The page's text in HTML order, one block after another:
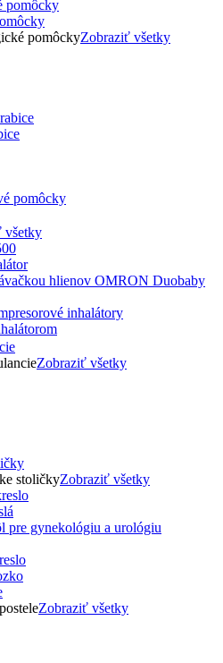
pomôckyZobraziť všetky
pomôcky
všetky
Zobraziť všetky
stoličkyZobraziť všetky
Zobraziť všetky